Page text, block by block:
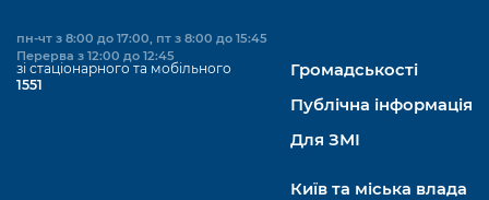
пн-чт з 8:00 до 17:00, пт з 8:00 до 15:45
Перерва з 12:00 до 12:45
зі стаціонарного та мобільного
1551
Громадськості
Публічна інформація
Для ЗМІ
Київ та міська влада